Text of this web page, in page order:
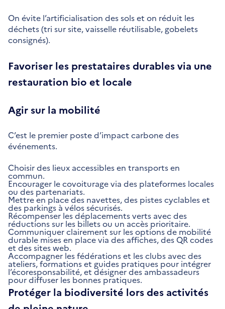
On évite l’artificialisation des sols et on réduit les
déchets (tri sur site, vaisselle réutilisable, gobelets
consignés).
Favoriser les prestataires durables via une
restauration bio et locale
Agir sur la mobilité
C’est le premier poste d’impact carbone des
événements.
Choisir des lieux accessibles en transports en
commun.
Encourager le covoiturage via des plateformes locales
ou des partenariats.
Mettre en place des navettes, des pistes cyclables et
des parkings à vélos sécurisés.
Récompenser les déplacements verts avec des
réductions sur les billets ou un accès prioritaire.
Communiquer clairement sur les options de mobilité
durable mises en place via des affiches, des QR codes
et des sites web.
Accompagner les fédérations et les clubs avec des
ateliers, formations et guides pratiques pour intégrer
l’écoresponsabilité, et désigner des ambassadeurs
pour diffuser les bonnes pratiques.
Protéger la biodiversité lors des activités